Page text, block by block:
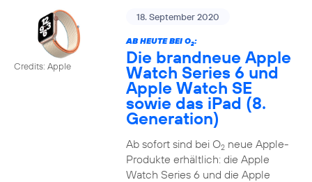
Credits: Apple
18. September 2020
AB HEUTE BEI O2:
Die brandneue Apple
Watch Series 6 und
Apple Watch SE
sowie das iPad (8.
Generation)
Ab sofort sind bei O2neue Apple-
Produkte erhältlich: die Apple
Watch Series 6 und die Apple